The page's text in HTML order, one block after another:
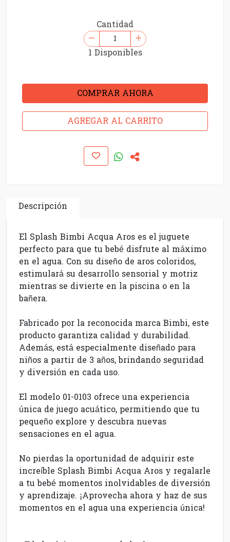
Cantidad
1 Disponibles
COMPRAR AHORA
AGREGAR AL CARRITO
Descripción
El Splash Bimbi Acqua Aros es el juguete
perfecto para que tu bebé disfrute al máximo
en el agua. Con su diseño de aros coloridos,
estimulará su desarrollo sensorial y motriz
mientras se divierte en la piscina o en la
bañera.
Fabricado por la reconocida marca Bimbi, este
producto garantiza calidad y durabilidad.
Además, está especialmente diseñado para
niños a partir de 3 años, brindando seguridad
y diversión en cada uso.
El modelo 01-0103 ofrece una experiencia
única de juego acuático, permitiendo que tu
pequeño explore y descubra nuevas
sensaciones en el agua.
No pierdas la oportunidad de adquirir este
increíble Splash Bimbi Acqua Aros y regalarle
a tu bebé momentos inolvidables de diversión
y aprendizaje. ¡Aprovecha ahora y haz de sus
momentos en el agua una experiencia única!